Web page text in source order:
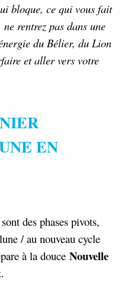
bloque, ce qui vous fait
rentrez pas dans une
du Bélier, du Lion
et aller vers votre
EN
des phases pivots,
/ au nouveau cycle
à la douce Nouvelle